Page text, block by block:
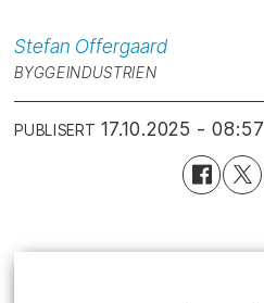
Stefan Offergaard
BYGGEINDUSTRIEN
PUBLISERT 17.10.2025 - 08:57